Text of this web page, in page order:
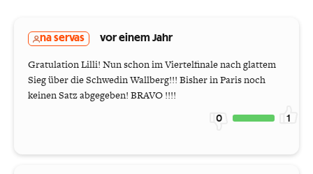
na servas vor einem Jahr
Gratulation Lilli! Nun schon im Viertelfinale nach glattem
Sieg über die Schwedin Wallberg!!! Bisher in Paris noch
keinen Satz abgegeben! BRAVO !!!!
0 1